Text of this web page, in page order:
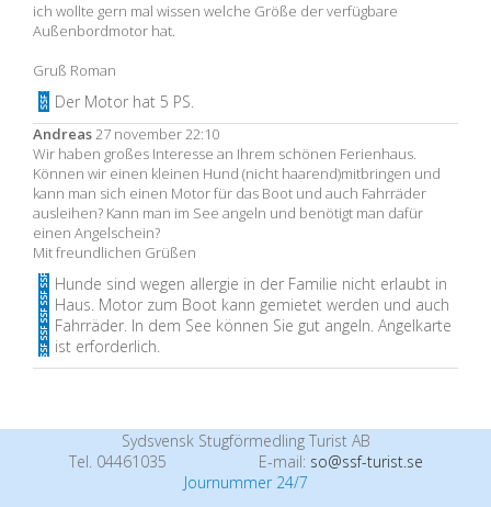
ich wollte gern mal wissen welche Größe der verfügbare
Außenbordmotor hat.
Gruß Roman
Der Motor hat 5 PS.
Andreas27 november 22:10
Wir haben großes Interesse an Ihrem schönen Ferienhaus.
Können wir einen kleinen Hund (nicht haarend)mitbringen und
kann man sich einen Motor für das Boot und auch Fahrräder
ausleihen? Kann man im See angeln und benötigt man dafür
einen Angelschein?
Mit freundlichen Grüßen
Hunde sind wegen allergie in der Familie nicht erlaubt in
Haus. Motor zum Boot kann gemietet werden und auch
Fahrräder. In dem See können Sie gut angeln. Angelkarte
ist erforderlich.
Sydsvensk Stugförmedling Turist AB
Tel. 04461035
E-mail: so@ssf-turist.se
Journummer 24/7